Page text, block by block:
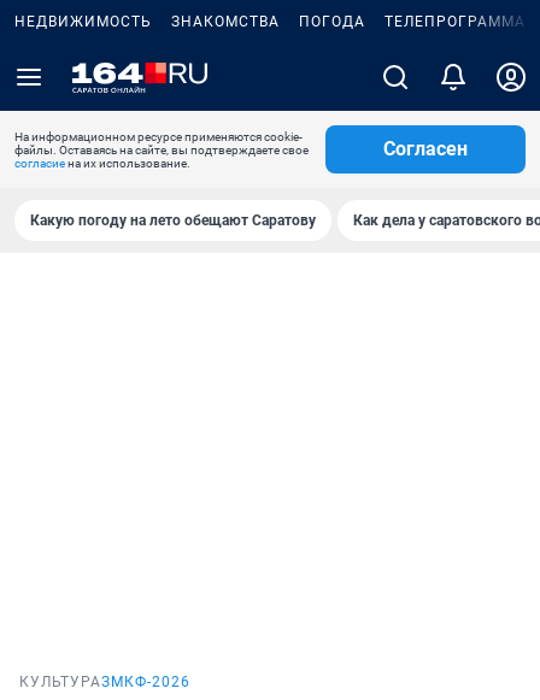
НЕДВИЖИМОСТЬ ЗНАКОМСТВА ПОГОДА ТЕЛЕПРОГРАММА
На информационном ресурсе применяются cookie-
файлы. Оставаясь на сайте, вы подтверждаете свое
согласиена их использование.
Согласен
Какую погоду на лето обещают Саратову Как дела у саратовского
КУЛЬТУРАЗМКФ-2026